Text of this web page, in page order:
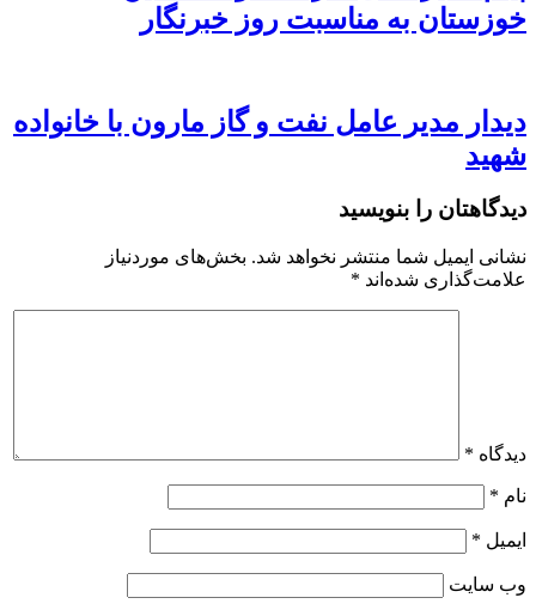
خوزستان به مناسبت روز خبرنگار
دیدار مدیر عامل نفت و گاز مارون با خانواده
شهید
دیدگاهتان را بنویسید
نشانی ایمیل شما منتشر نخواهد شد. بخش‌های موردنیاز
علامت‌گذاری شده‌اند *
دیدگاه *
نام *
ایمیل *
وب‌ سایت